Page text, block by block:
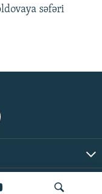
səfəri
Bütün hüquqlar qorunur